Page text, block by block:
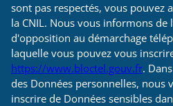
sont pas respectés, vous pouvez
la CNIL. Nous vous informons de
d'opposition au démarchage
laquelle vous pouvez vous
https://www.bloctel.gouv.fr.
des Données personnelles, nous
inscrire de Données sensibles